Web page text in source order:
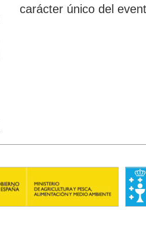
carácter único del